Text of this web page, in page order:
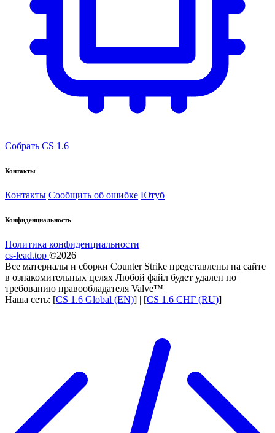
Собрать CS 1.6
Контакты
Контакты Сообщить об ошибке Ютуб
Конфиденциальность
Политика конфиденциальности
cs-lead.top ©2026
Все материалы и сборки Counter Strike представлены на сайте
в ознакомительных целях Любой файл будет удален по
требованию правообладателя Valve™
Наша сеть: [CS 1.6 Global (EN)] | [CS 1.6 СНГ (RU)]